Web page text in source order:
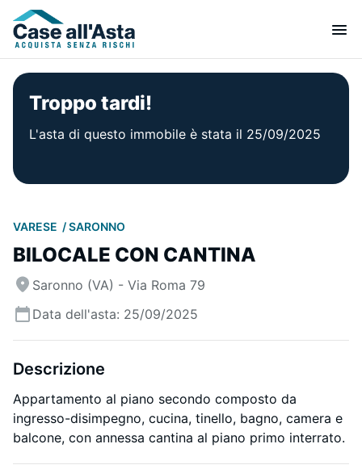
Troppo tardi!
L'asta di questo immobile è stata il 25/09/2025
VARESE SARONNO
BILOCALE CON CANTINA
Saronno (VA) - Via Roma 79
Data dell'asta: 25/09/2025
Descrizione
Appartamento al piano secondo composto da
ingresso-disimpegno, cucina, tinello, bagno, camera e
balcone, con annessa cantina al piano primo interrato.